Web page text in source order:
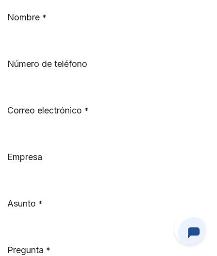
Nombre *
Número de teléfono
Correo electrónico *
Empresa
Asunto *
Pregunta *